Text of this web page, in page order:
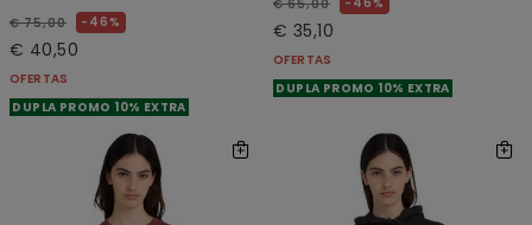
€ 75,00 46%
€ 40,50
OFERTAS
DUPLA PROMO 10% EXTRA
€ 65,00
€ 35,10
OFERTAS
DUPLA PROMO 10% EXTRA